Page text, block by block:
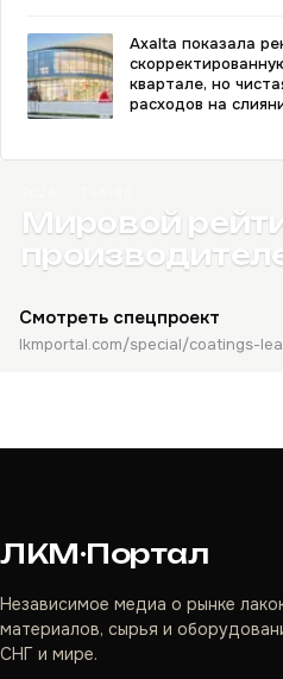
Axalta показала
квартале, но
расходов на
Мировой
Смотреть спецпроект
lkmportal.com/special/coatings-
ЛКМ·Портал
Независимое медиа о рынке
материалов, сырья и
СНГ и мире.